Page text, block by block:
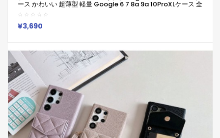
ース かわいい 超薄型 軽量 Google 6 7 8a 9a 10ProXLケース 全
面保護 ブランド ロエベ LOEWE Galaxy A56 A55
S25/S24/S23ultraケース Iphone/Galaxy/Google Pixelなど
全機種対応
¥3,690